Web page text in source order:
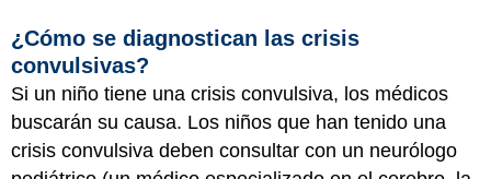
¿Cómo se diagnostican las crisis
convulsivas?
Si un niño tiene una crisis convulsiva, los médicos
buscarán su causa. Los niños que han tenido una
crisis convulsiva deben consultar con un neurólogo